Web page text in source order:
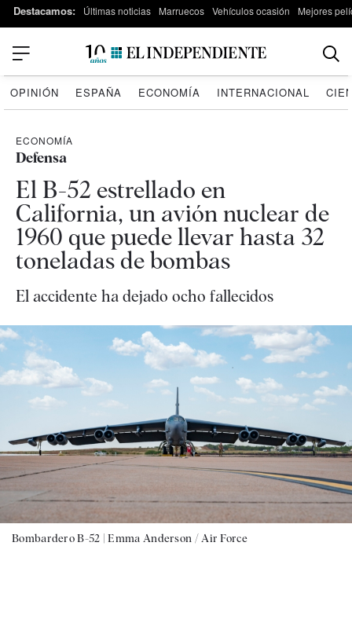
Destacamos: Últimas noticias Marruecos Vehículos ocasión Mejores
OPINIÓN ESPAÑA ECONOMÍA INTERNACIONAL
ECONOMÍA
Defensa
El B-52 estrellado en
California, un avión nuclear de
1960 que puede llevar hasta 32
toneladas de bombas
El accidente ha dejado ocho fallecidos
Bombardero B-52 |Emma Anderson / Air Force